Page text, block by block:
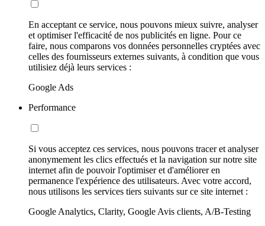
En acceptant ce service, nous pouvons mieux suivre, analyser
et optimiser l'efficacité de nos publicités en ligne. Pour ce
faire, nous comparons vos données personnelles cryptées avec
celles des fournisseurs externes suivants, à condition que vous
utilisiez déjà leurs services :
Google Ads
Performance
Si vous acceptez ces services, nous pouvons tracer et analyser
anonymement les clics effectués et la navigation sur notre site
internet afin de pouvoir l'optimiser et d'améliorer en
permanence l'expérience des utilisateurs. Avec votre accord,
nous utilisons les services tiers suivants sur ce site internet :
Google Analytics, Clarity, Google Avis clients, A/B-Testing